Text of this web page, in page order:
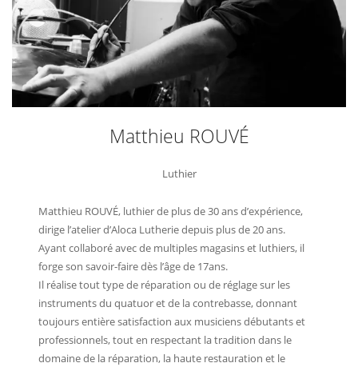
Matthieu ROUVÉ
Luthier
Matthieu ROUVÉ, luthier de plus de 30 ans d’expérience,
dirige l’atelier d’Aloca Lutherie depuis plus de 20 ans.
Ayant collaboré avec de multiples magasins et luthiers, il
forge son savoir-faire dès l’âge de 17ans.
Il réalise tout type de réparation ou de réglage sur les
instruments du quatuor et de la contrebasse, donnant
toujours entière satisfaction aux musiciens débutants et
professionnels, tout en respectant la tradition dans le
domaine de la réparation, la haute restauration et le